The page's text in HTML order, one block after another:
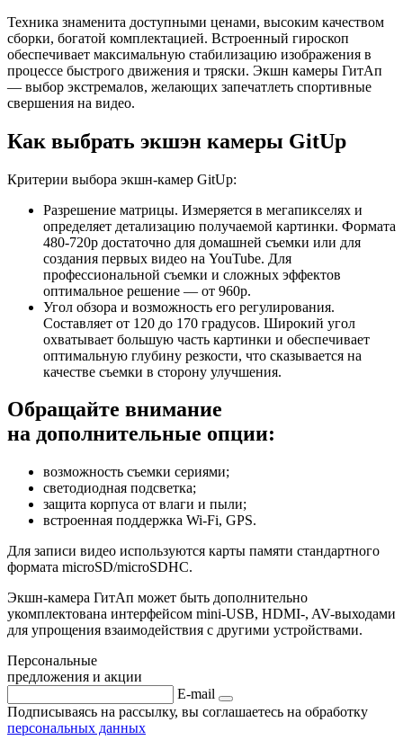
Техника знаменита доступными ценами, высоким качеством
сборки, богатой комплектацией. Встроенный гироскоп
обеспечивает максимальную стабилизацию изображения в
процессе быстрого движения и тряски. Экшн камеры ГитАп
— выбор экстремалов, желающих запечатлеть спортивные
свершения на видео.
Как выбрать экшэн камеры GitUp
Критерии выбора экшн-камер GitUp:
Разрешение матрицы. Измеряется в мегапикселях и
определяет детализацию получаемой картинки. Формата
480-720р достаточно для домашней съемки или для
создания первых видео на YouTube. Для
профессиональной съемки и сложных эффектов
оптимальное решение — от 960р.
Угол обзора и возможность его регулирования.
Составляет от 120 до 170 градусов. Широкий угол
охватывает большую часть картинки и обеспечивает
оптимальную глубину резкости, что сказывается на
качестве съемки в сторону улучшения.
Обращайте внимание
на дополнительные опции:
возможность съемки сериями;
светодиодная подсветка;
защита корпуса от влаги и пыли;
встроенная поддержка Wi-Fi, GPS.
Для записи видео используются карты памяти стандартного
формата microSD/microSDHC.
Экшн-камера ГитАп может быть дополнительно
укомплектована интерфейсом mini-USB, HDMI-, AV-выходами
для упрощения взаимодействия с другими устройствами.
Персональные
предложения и акции
E-mail
Подписываясь на рассылку, вы соглашаетесь на обработку
персональных данных